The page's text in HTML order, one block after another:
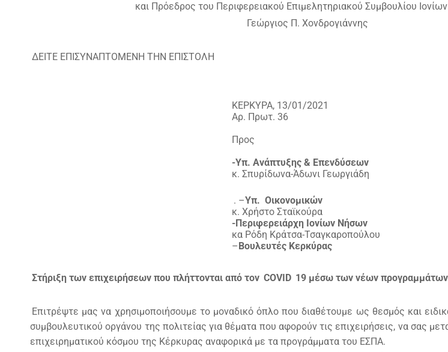
και Πρόεδρος του Περιφερειακού Επιμελητηριακού Συμβουλίου
Γεώργιος Π. Χονδρογιάννης
ΔΕΙΤΕ ΕΠΙΣΥΝΑΠΤΟΜΕΝΗ ΤΗΝ ΕΠΙΣΤΟΛΗ
ΚΕΡΚΥΡΑ, 13/01/2021
Αρ. Πρωτ. 36
Προς
-Υπ. Ανάπτυξης & Επενδύσεων
κ. Σπυρίδωνα-Άδωνι Γεωργιάδη
. –Υπ. Οικονομικών
κ. Χρήστο Σταϊκούρα
-Περιφερειάρχη Ιονίων Νήσων
κα Ρόδη Κράτσα-Τσαγκαροπούλου
–Βουλευτές Κερκύρας
Στήριξη των επιχειρήσεων που πλήττονται από τον COVID 19 μέσω των νέων
Επιτρέψτε μας να χρησιμοποιήσουμε το μοναδικό όπλο που διαθέτουμε ως θεσμός και
συμβουλευτικού οργάνου της πολιτείας για θέματα που αφορούν τις επιχειρήσεις, να σας
επιχειρηματικού κόσμου της Κέρκυρας αναφορικά με τα προγράμματα του ΕΣΠΑ.